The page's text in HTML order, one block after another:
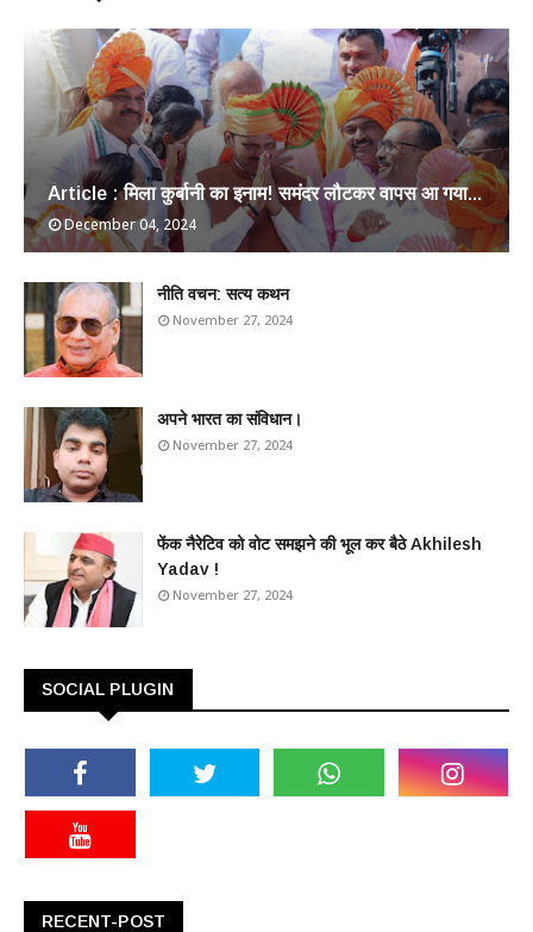
Article : मिला कुर्बानी का इनाम! समंदर लौटकर वापस आ गया...
December 04, 2024
​नीति वचन: सत्य कथन
November 27, 2024
अपने भारत का संविधान।
November 27, 2024
फेंक नैरेटिव को वोट समझने की भूल कर बैठे Akhilesh
Yadav !
November 27, 2024
SOCIAL PLUGIN
RECENT-POST